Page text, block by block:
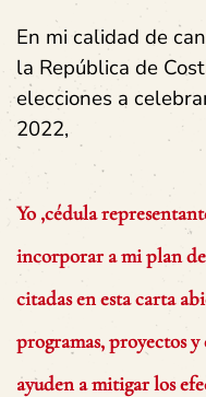
En mi calidad de
la República de
elecciones a
2022,
Yo ,cédula
incorporar a mi plan de
citadas en esta carta
programas, proyectos y
ayuden a mitigar los